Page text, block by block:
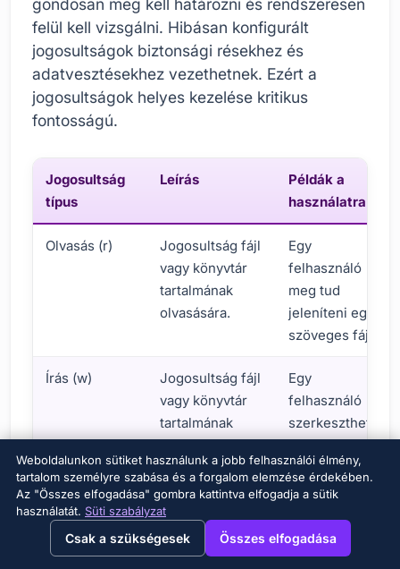
View this page in English?
gondosan meg kell határozni és rendszeresen
felül kell vizsgálni. Hibásan konfigurált
jogosultságok biztonsági résekhez és
adatvesztésekhez vezethetnek. Ezért a
jogosultságok helyes kezelése kritikus
fontosságú.
Jogosultság
típus
Leírás
Példák a
használatra
Olvasás (r)
Jogosultság fájl
vagy könyvtár
tartalmának
olvasására.
Egy
felhasználó
meg tud
jeleníteni egy
szöveges fájlt.
Írás (w)
Jogosultság fájl
vagy könyvtár
tartalmának
módosítására.
Egy
felhasználó
szerkeszthet
egy
konfigurációs
fájlt.
Futtatás (x)
Jogosultság fájl
futtatására vagy
Egy
felhasználó
Weboldalunkon sütiket használunk a jobb felhasználói élmény,
tartalom személyre szabása és a forgalom elemzése érdekében.
Az "Összes elfogadása" gombra kattintva elfogadja a sütik
használatát. Süti szabályzat
Csak a szükségesek Összes elfogadása